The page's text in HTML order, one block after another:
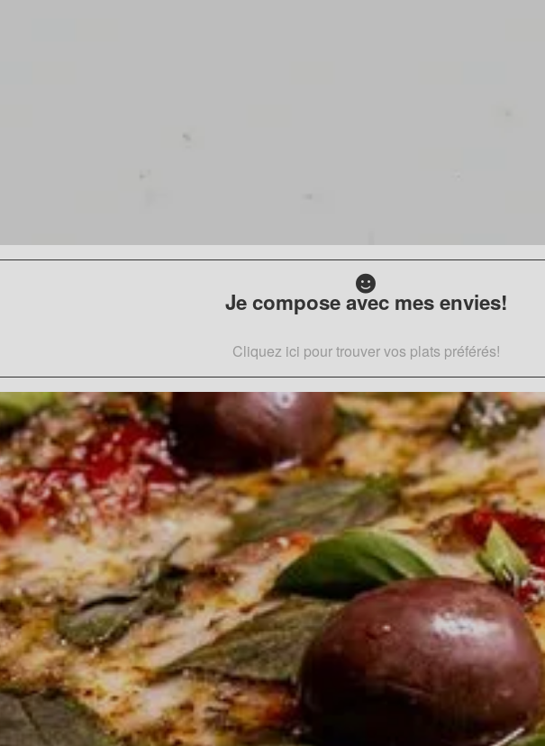
Je compose avec mes envies!
Cliquez ici pour trouver vos plats préférés!